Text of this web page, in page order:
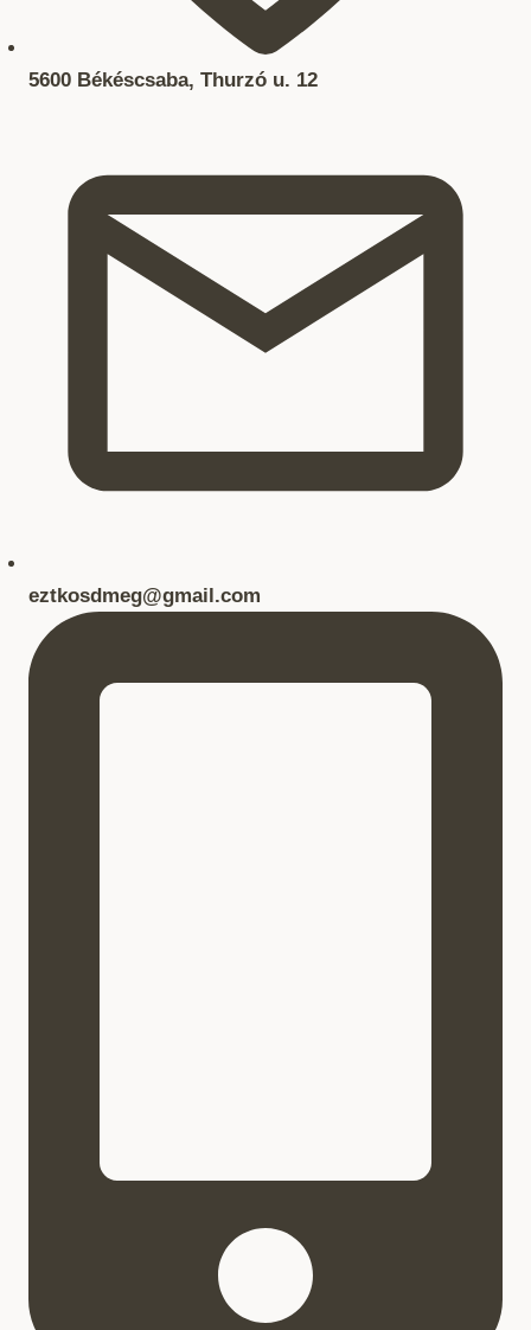
5600 Békéscsaba, Thurzó u. 12
eztkosdmeg@gmail.com